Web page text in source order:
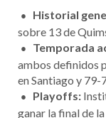
Historial
sobre 13 de
Temporada
ambos definidos
en Santiago y 79-
Playoffs:
ganar la final de